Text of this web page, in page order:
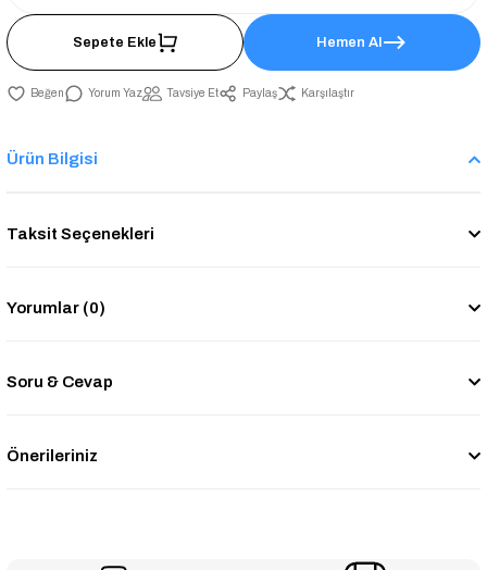
Sepete Ekle Hemen Al
Yorum Yaz Tavsiye Et Paylaş Karşılaştır
Ürün Bilgisi
Taksit Seçenekleri
Yorumlar (0)
Soru & Cevap
Önerileriniz